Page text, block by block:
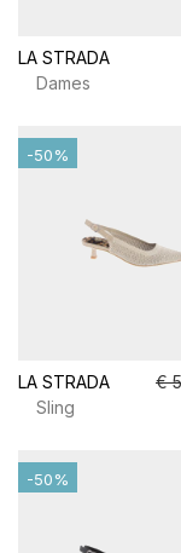
LA STRADA
Dames
LA STRADA €
Sling
-50%
-50%